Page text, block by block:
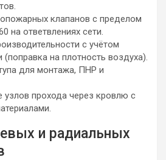
клапанов с пределом
на ответвлениях сети.
с учётом
на плотность воздуха).
для монтажа, ПНР и
узлов прохода через кровлю с
и радиальных